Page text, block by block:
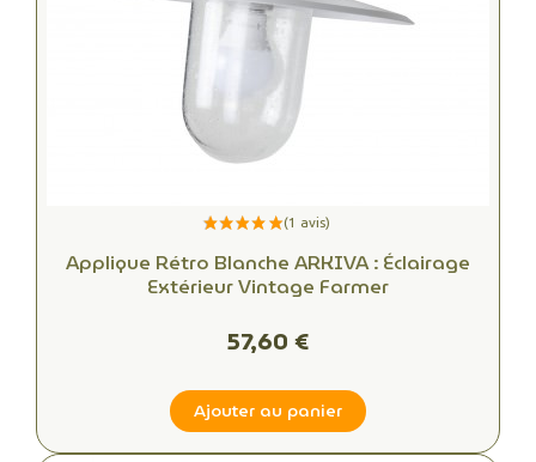
Applique Rétro Blanche ARKIVA : Éclairage
Extérieur Vintage Farmer
57,60 €
Ajouter au panier